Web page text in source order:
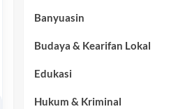
Banyuasin
Budaya & Kearifan Lokal
Edukasi
Hukum & Kriminal